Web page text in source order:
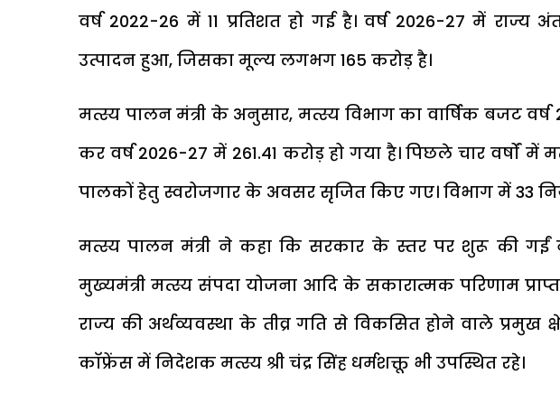
वर्ष 2022-26 में 11 प्रतिशत हो गई है। वर्ष 2026-27 में राज्य
उत्पादन हुआ, जिसका मूल्य लगभग ₹165 करोड़ है।
मत्स्य पालन मंत्री के अनुसार, मत्स्य विभाग का वार्षिक बजट वर्ष
कर वर्ष 2026-27 में ₹261.41 करोड़ हो गया है। पिछले चार वर्षों में
पालकों हेतु स्वरोजगार के अवसर सृजित किए गए। विभाग में 33
मत्स्य पालन मंत्री ने कहा कि सरकार के स्तर पर शुरू की गईं
मुख्यमंत्री मत्स्य संपदा योजना आदि के सकारात्मक परिणाम प्राप्त
राज्य की अर्थव्यवस्था के तीव्र गति से विकसित होने वाले प्रमुख
काॅफ्रेंस में निदेशक मत्स्य श्री चंद्र सिंह धर्मशक्तू भी उपस्थित रहे।